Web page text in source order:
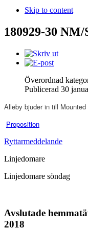
Skip to content
180929-30
Överordnad
Publicerad 30
Alleby bjuder in till
Proposition
Ryttarmeddelande
Linjedomare
Linjedomare söndag
Avslutade
2018